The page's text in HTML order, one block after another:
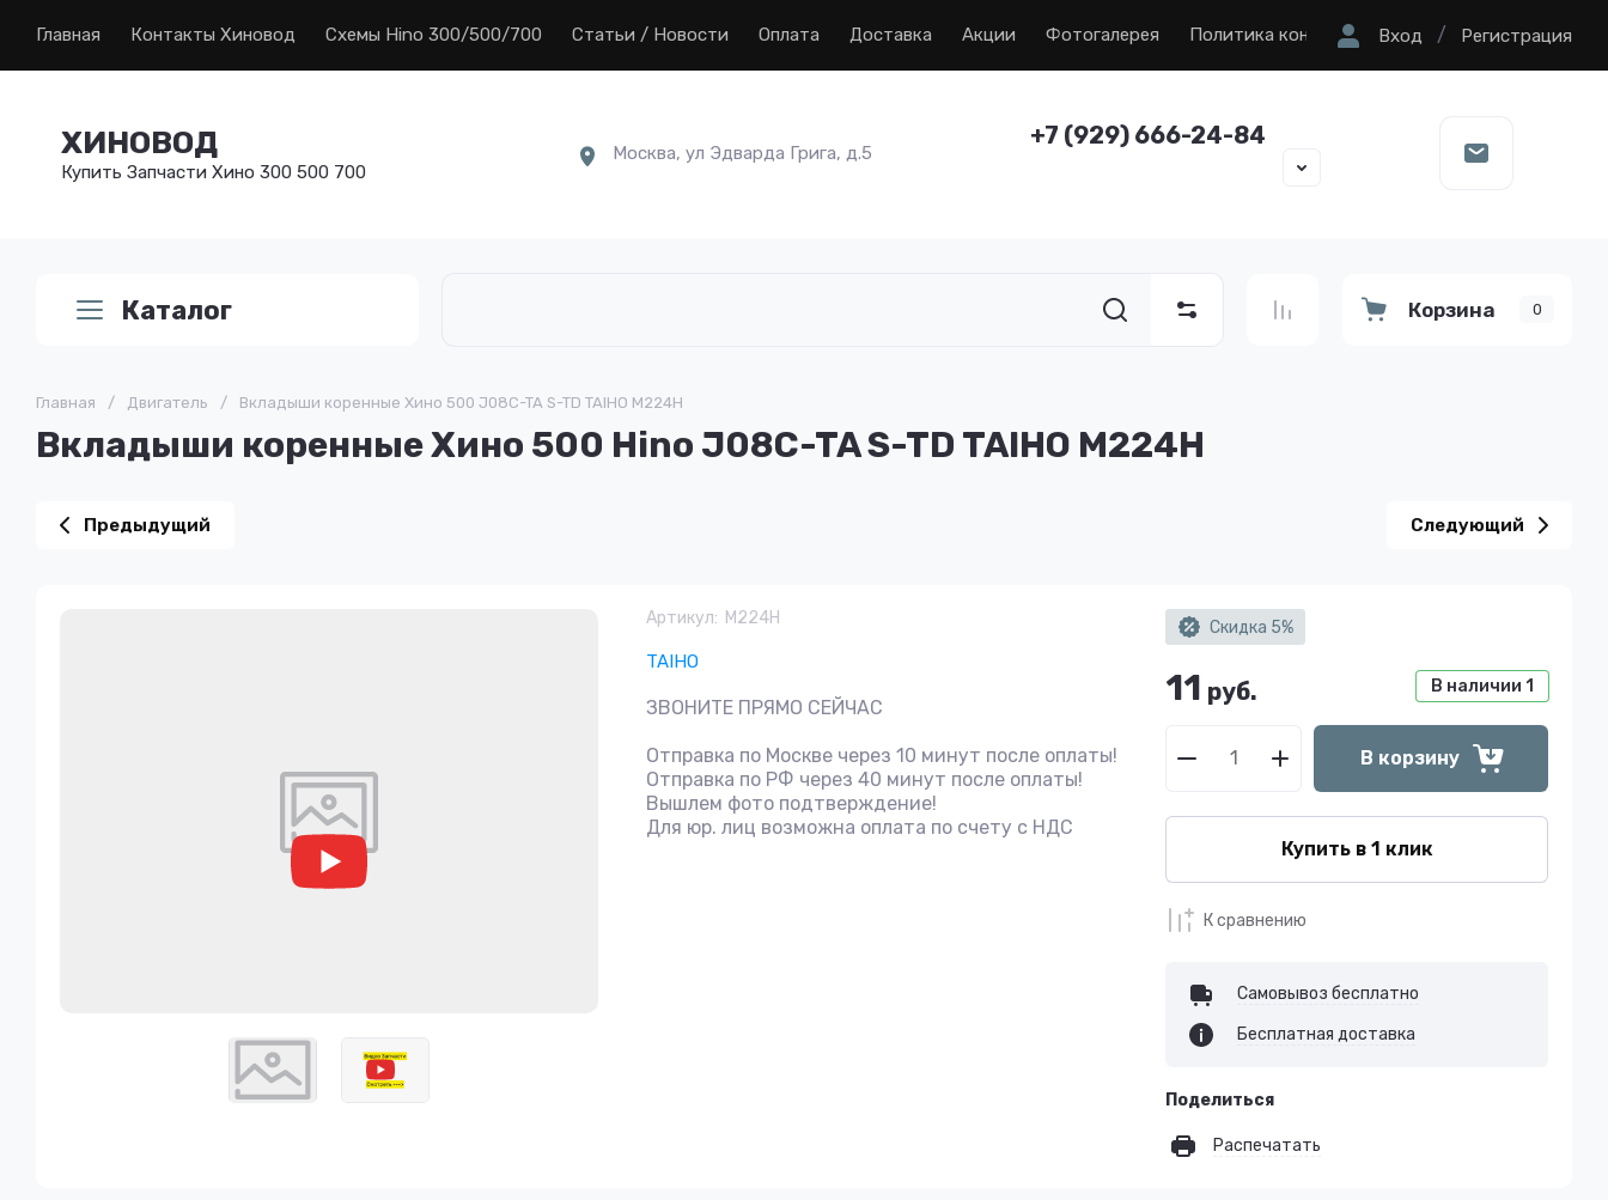
Главная Контакты Хиновод Схемы Hino 300/500/700 Статьи / Новости Оплата Доставка Акции Фотогалерея Политика конфиденциальности
Вход / Регистрация
ХИНОВОД
Купить Запчасти Хино 300 500 700
Москва, ул Эдварда Грига, д.5
+7 (929) 666-24-84
Каталог Корзина 0
Главная / Двигатель / Вкладыши коренные Хино 500 J08C-TA S-TD TAIHO M224H
Вкладыши коренные Хино 500 Hino J08C-TA S-TD TAIHO M224H
Предыдущий Следующий
Артикул: M224H
TAIHO
ЗВОНИТЕ ПРЯМО СЕЙЧАС
Отправка по Москве через 10 минут после оплаты!
Отправка по РФ через 40 минут после оплаты!
Вышлем фото подтверждение!
Для юр. лиц возможна оплата по счету с НДС
Скидка 5%
В наличии 1
11 руб.
В корзину
Купить в 1 клик
К сравнению
Самовывоз бесплатно
Бесплатная доставка
Поделиться
Распечатать